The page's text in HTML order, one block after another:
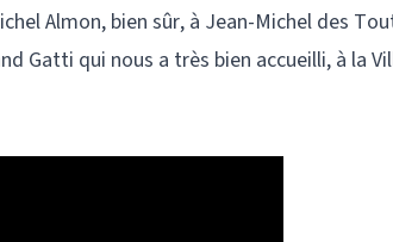
Almon, bien sûr, à Jean-Michel des
Gatti qui nous a très bien accueilli, à la